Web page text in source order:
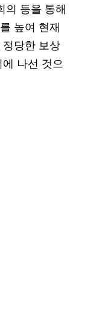
의 등을 통해
높여 현재
당한 보상
나선 것으